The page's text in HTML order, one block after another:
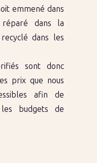
emmené dans
dans la
dans les
sont donc
prix que nous
afin de
budgets de